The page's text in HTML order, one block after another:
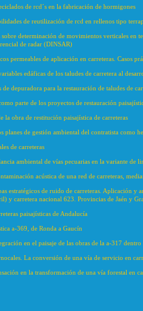
de rcd´s en la fabricación de hormigones
de reutilización de rcd en rellenos tipo
sobre determinación de movimientos verticales en
de radar (DINSAR)
permeables de aplicación en carreteras. Casos
edáficas de los taludes de carretera al
depuradora para la restauración de taludes de
parte de los proyectos de restauración
la obra de restitución paisajística de carreteras
planes de gestión ambiental del contratista como
de carreteras
ambiental de vías pecuarias en la variante de
acústica de una red de carreteras,
estratégicos de ruido de carreteras. Aplicación y
y carretera nacional 623. Provincias de Jaén y
paisajísticas de Andalucía
a-369, de Ronda a Gaucín
en el paisaje de las obras de la a-317
La conversión de una vía de servicio en
en la transformación de una vía forestal en